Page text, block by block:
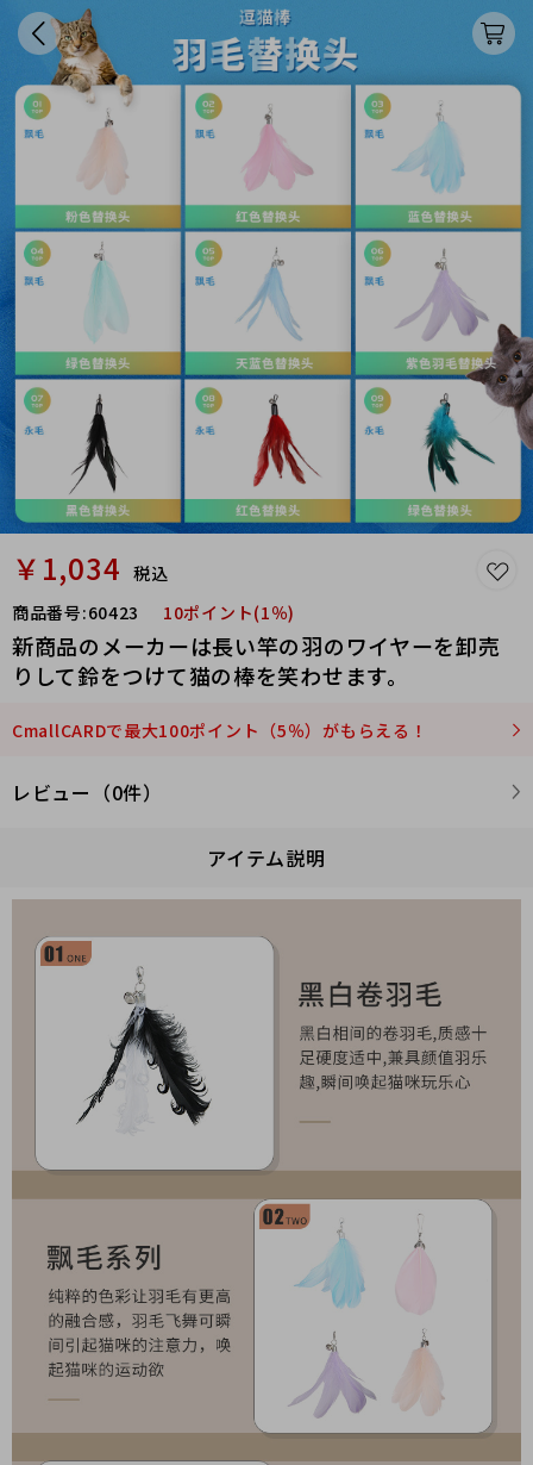
￥1,034 税込
商品番号:60423 10ポイント(1％)
新商品のメーカーは長い竿の羽のワイヤーを卸売
りして鈴をつけて猫の棒を笑わせます。
CmallCARDで最大100ポイント（5％）がもらえる！
レビュー（0件）
アイテム説明